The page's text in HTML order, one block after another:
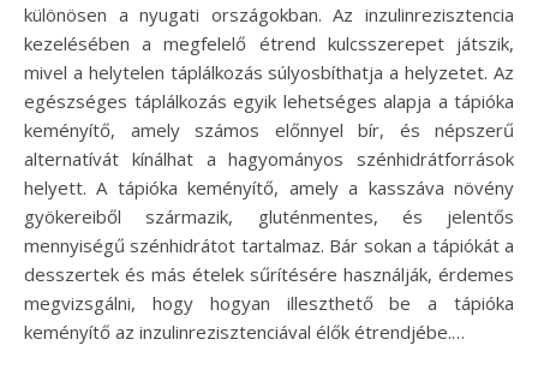
különösen a nyugati országokban. Az inzulinrezisztencia
kezelésében a megfelelő étrend kulcsszerepet játszik,
mivel a helytelen táplálkozás súlyosbíthatja a helyzetet. Az
egészséges táplálkozás egyik lehetséges alapja a tápióka
keményítő, amely számos előnnyel bír, és népszerű
alternatívát kínálhat a hagyományos szénhidrátforrások
helyett. A tápióka keményítő, amely a kasszáva növény
gyökereiből származik, gluténmentes, és jelentős
mennyiségű szénhidrátot tartalmaz. Bár sokan a tápiókát a
desszertek és más ételek sűrítésére használják, érdemes
megvizsgálni, hogy hogyan illeszthető be a tápióka
keményítő az inzulinrezisztenciával élők étrendjébe.…